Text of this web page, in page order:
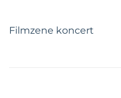
Filmzene koncert